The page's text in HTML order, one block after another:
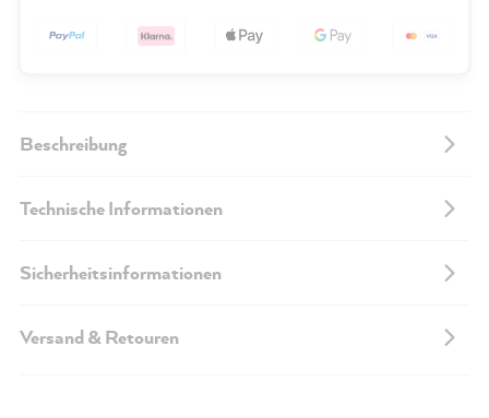
Beschreibung
Technische Informationen
Sicherheitsinformationen
Versand & Retouren